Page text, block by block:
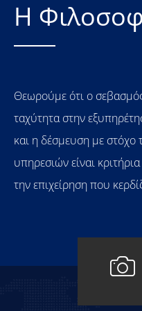
Η
Θεωρούμε ότι ο
ταχύτητα στην
και η δέσμευση με στόχο
υπηρεσιών είναι
την επιχείρηση που